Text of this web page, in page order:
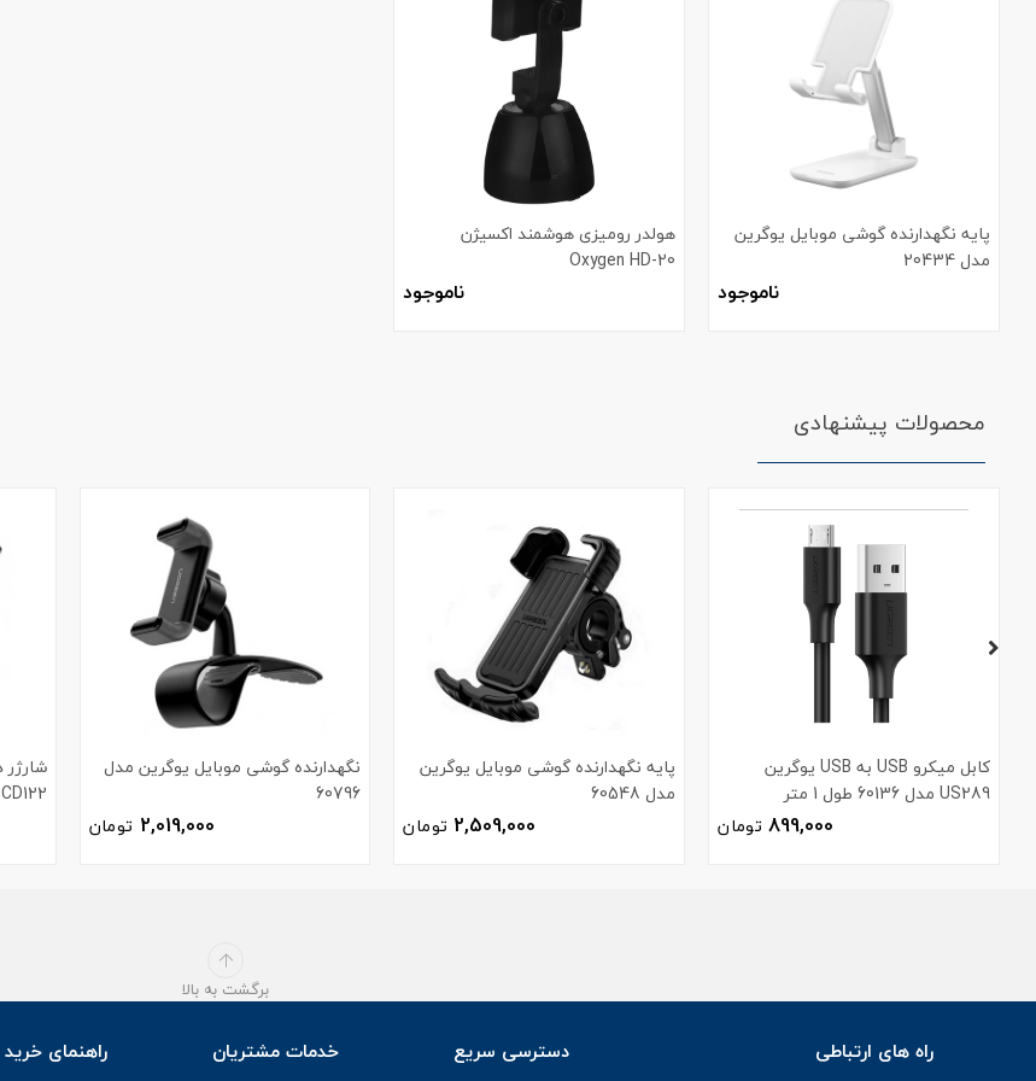
پایه نگهدارنده گوشی موبایل یوگرین
مدل 20434
ناموجود
هولدر رومیزی هوشمند اکسیژن
Oxygen HD-20
ناموجود
محصولات پیشنهادی
کابل میکرو USB به USB یوگرین
US289 مدل 60136 طول 1 متر
899,000 تومان
پایه نگهدارنده گوشی موبایل یوگرین
مدل 60548
2,509,000 تومان
نگهدارنده گوشی موبایل یوگرین مدل
60796
2,019,000 تومان
CD122 کد 70273
برگشت به بالا
راه های ارتباطی
دسترسی سریع خدمات مشتریان راهنمای خرید